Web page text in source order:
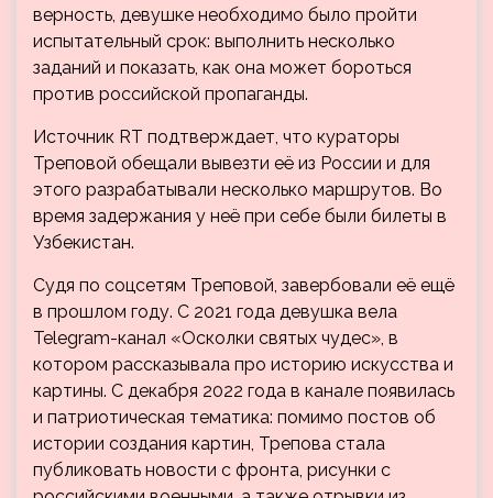
верность, девушке необходимо было пройти
испытательный срок: выполнить несколько
заданий и показать, как она может бороться
против российской пропаганды.
Источник RT подтверждает, что кураторы
Треповой обещали вывезти её из России и для
этого разрабатывали несколько маршрутов. Во
время задержания у неё при себе были билеты в
Узбекистан.
Судя по соцсетям Треповой, завербовали её ещё
в прошлом году. С 2021 года девушка вела
Telegram-канал «Осколки святых чудес», в
котором рассказывала про историю искусства и
картины. С декабря 2022 года в канале появилась
и патриотическая тематика: помимо постов об
истории создания картин, Трепова стала
публиковать новости с фронта, рисунки с